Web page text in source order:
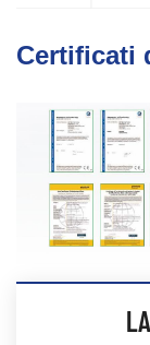
Certificati